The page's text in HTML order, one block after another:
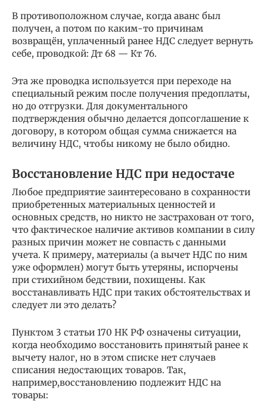
В противоположном случае, когда аванс был
получен, а потом по каким-то причинам
возвращён, уплаченный ранее НДС следует вернуть
себе, проводкой: Дт 68 — Кт 76.
Эта же проводка используется при переходе на
специальный режим после получения предоплаты,
но до отгрузки. Для документального
подтверждения обычно делается допсоглашение к
договору, в котором общая сумма снижается на
величину НДС, чтобы никому не было обидно.
Восстановление НДС при недостаче
Любое предприятие заинтересовано в сохранности
приобретенных материальных ценностей и
основных средств, но никто не застрахован от того,
что фактическое наличие активов компании в силу
разных причин может не совпасть с данными
учета. К примеру, материалы (а вычет НДС по ним
уже оформлен) могут быть утеряны, испорчены
при стихийном бедствии, похищены. Как
восстанавливать НДС при таких обстоятельствах и
следует ли это делать?
Пунктом 3 статьи 170 НК РФ означены ситуации,
когда необходимо восстановить принятый ранее к
вычету налог, но в этом списке нет случаев
списания недостающих товаров. Так,
например,восстановлению подлежит НДС на
товары: